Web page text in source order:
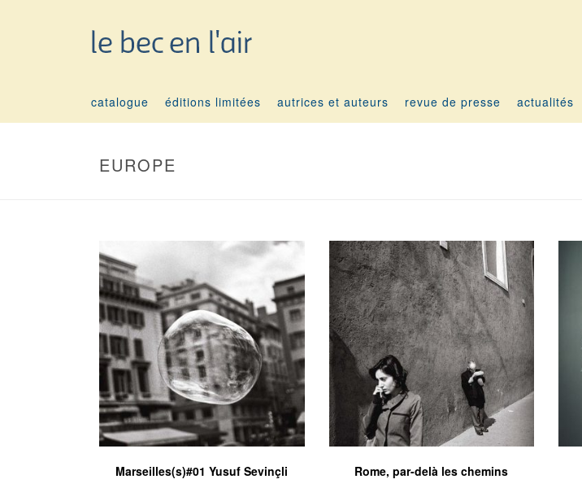
catalogue éditions limitées autrices et auteurs revue de presse actualités
EUROPE
Marseilles(s)#01 Yusuf Sevinçli
Rome, par-delà les chemins